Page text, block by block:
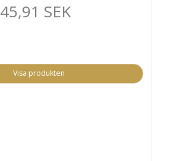
45,91 SEK
Visa produkten